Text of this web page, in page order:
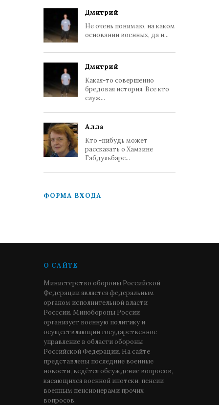
Дмитрий
Не очень понимаю, на каком
основании военных, да и...
Дмитрий
Какая-то совершенно
бредовая история. Все кто
служ...
Алла
Кто -нибудь может
рассказать о Хамзине
Габдульбаре...
ФОРМА ВХОДА
О САЙТЕ
Министерство обороны Российской
Федерации является федеральным
органом исполнительной власти
Росссии. Минобороны России
организует военную политику и
осуществляющий государственное
управление в области обороны
Российской Федерации. На сайте
представлены последние военные
новости, ведётся обсуждение вопросов,
касающихся военной ипотеки, пенсии
военным пенсионерами прочих
вопросов.